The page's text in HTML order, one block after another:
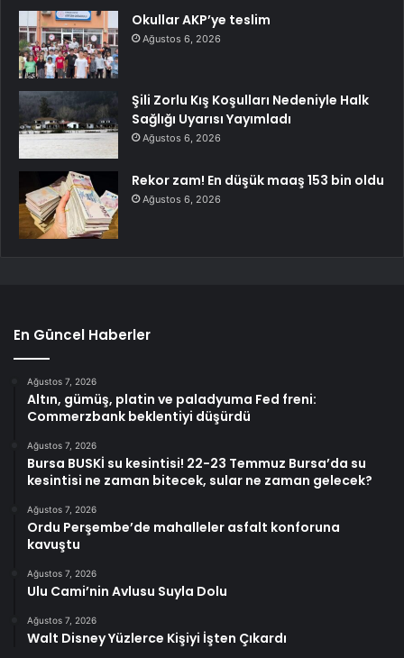
Okullar AKP’ye teslim
Ağustos 6, 2026
Şili Zorlu Kış Koşulları Nedeniyle Halk
Sağlığı Uyarısı Yayımladı
Ağustos 6, 2026
Rekor zam! En düşük maaş 153 bin oldu
Ağustos 6, 2026
En Güncel Haberler
Ağustos 7, 2026
Altın, gümüş, platin ve paladyuma Fed freni:
Commerzbank beklentiyi düşürdü
Ağustos 7, 2026
Bursa BUSKİ su kesintisi! 22-23 Temmuz Bursa’da su
kesintisi ne zaman bitecek, sular ne zaman gelecek?
Ağustos 7, 2026
Ordu Perşembe’de mahalleler asfalt konforuna
kavuştu
Ağustos 7, 2026
Ulu Cami’nin Avlusu Suyla Dolu
Ağustos 7, 2026
Walt Disney Yüzlerce Kişiyi İşten Çıkardı